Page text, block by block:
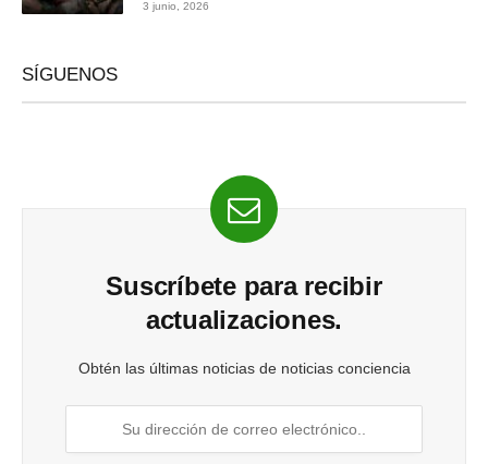
3 junio, 2026
SÍGUENOS
Suscríbete para recibir
actualizaciones.
Obtén las últimas noticias de noticias conciencia